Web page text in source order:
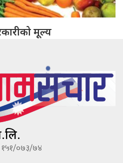
मूल्य
१५१/०७३/७४